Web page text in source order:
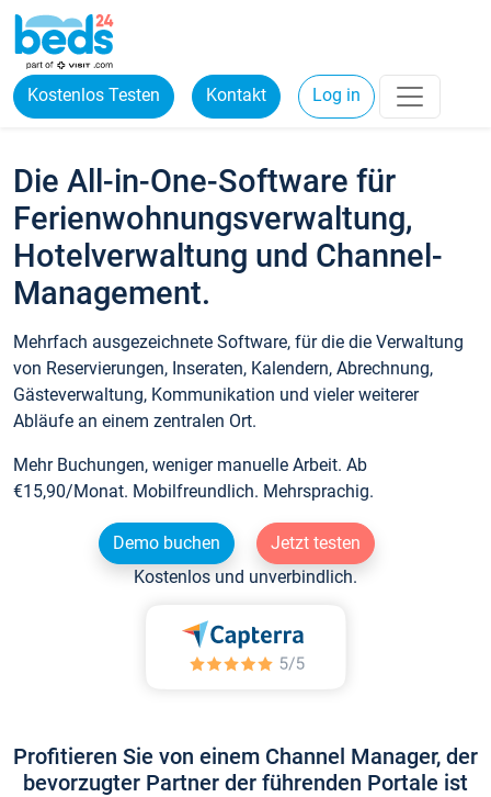
Kostenlos Testen Kontakt Log in
Die All-in-One-Software für
Ferienwohnungsverwaltung,
Hotelverwaltung und Channel-
Management.
Mehrfach ausgezeichnete Software, für die die Verwaltung
von Reservierungen, Inseraten, Kalendern, Abrechnung,
Gästeverwaltung, Kommunikation und vieler weiterer
Abläufe an einem zentralen Ort.
Mehr Buchungen, weniger manuelle Arbeit. Ab
€15,90/Monat. Mobilfreundlich. Mehrsprachig.
Demo buchen
Jetzt testen
Kostenlos und unverbindlich.
Profitieren Sie von einem Channel Manager, der
bevorzugter Partner der führenden Portale ist